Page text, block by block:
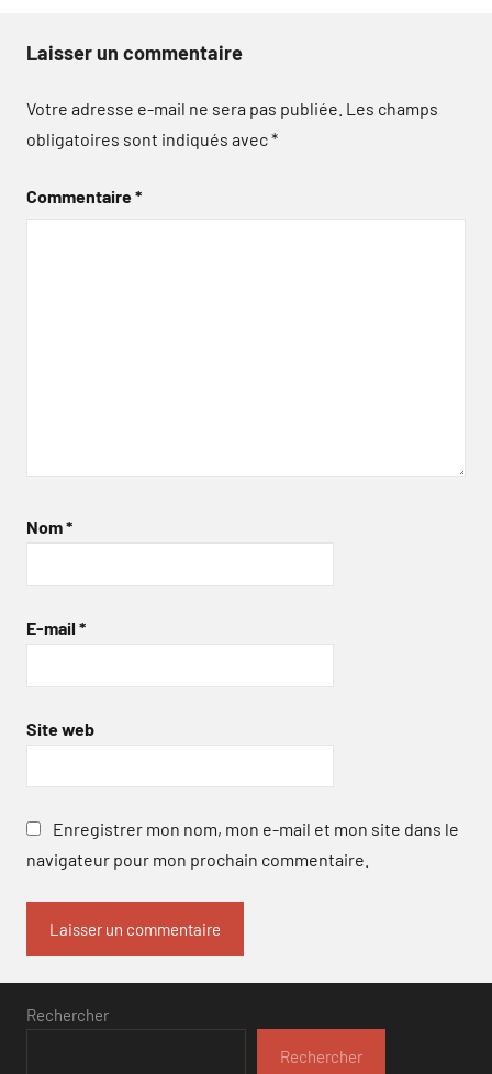
Laisser un commentaire
Votre adresse e-mail ne sera pas publiée. Les champs
obligatoires sont indiqués avec*
Commentaire*
Nom*
E-mail *
Site web
Enregistrer mon nom, mon e-mail et mon site dans le
navigateur pour mon prochain commentaire.
Rechercher
Rechercher